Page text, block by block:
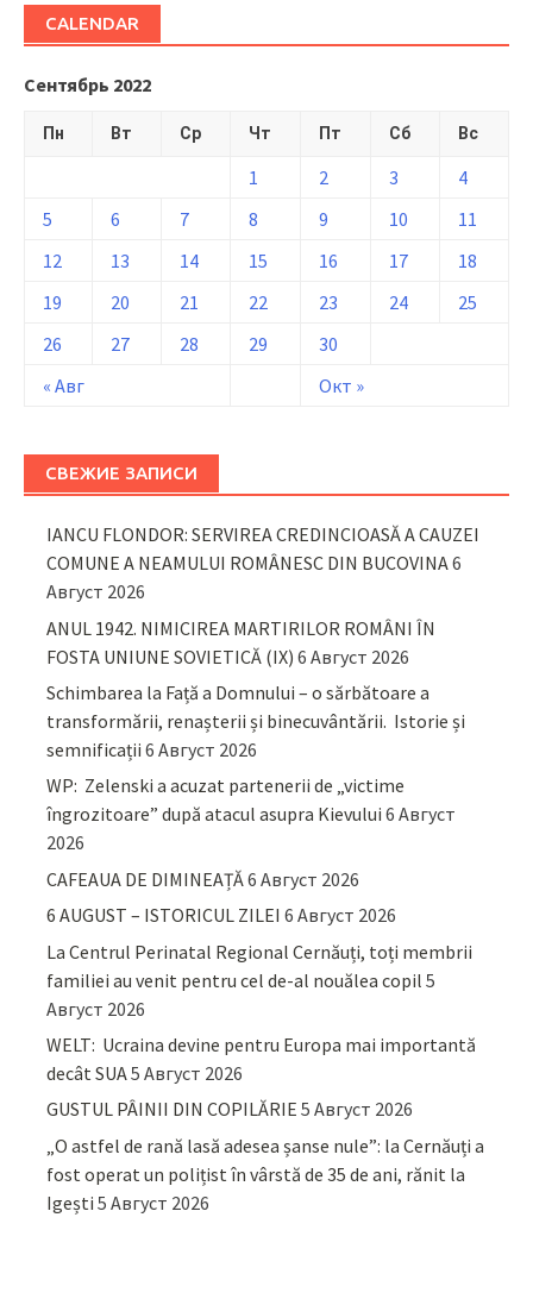
CALENDAR
Сентябрь 2022
Пн Вт Ср Чт Пт Сб Вс
« Авг Окт »
1 2 3
4
5
6 7 8 9 10
11
12
13 14 15 16 17
18
19
20 21 22 23 24
25
26
27 28 29 30
СВЕЖИЕ ЗАПИСИ
IANCU FLONDOR: SERVIREA CREDINCIOASĂ A CAUZEI
COMUNE A NEAMULUI ROMÂNESC DIN BUCOVINA6
Август 2026
ANUL 1942. NIMICIREA MARTIRILOR ROMÂNI ÎN
FOSTA UNIUNE SOVIETICĂ (IX) 6 Август 2026
Schimbarea la Față a Domnului – o sărbătoare a
transformării, renașterii și binecuvântării. Istorie și
semnificații 6 Август 2026
WP: Zelenski a acuzat partenerii de „victime
îngrozitoare” după atacul asupra Kievului 6 Август
2026
CAFEAUA DE DIMINEAȚĂ6 Август 2026
6 AUGUST – ISTORICUL ZILEI 6 Август 2026
La Centrul Perinatal Regional Cernăuți, toți membrii
familiei au venit pentru cel de-al nouălea copil 5
Август 2026
WELT: Ucraina devine pentru Europa mai importantă
decât SUA5 Август 2026
GUSTUL PÂINII DIN COPILĂRIE 5 Август 2026
„O astfel de rană lasă adesea șanse nule”: la Cernăuți a
fost operat un polițist în vârstă de 35 de ani, rănit la
Igești 5 Август 2026